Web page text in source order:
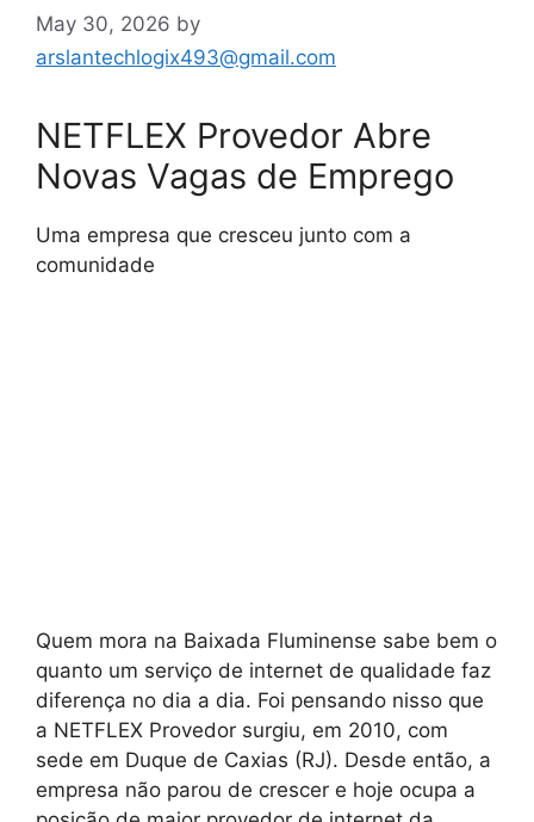
May 30, 2026 by
arslantechlogix493@gmail.com
NETFLEX Provedor Abre
Novas Vagas de Emprego
Uma empresa que cresceu junto com a
comunidade
Quem mora na Baixada Fluminense sabe bem o
quanto um serviço de internet de qualidade faz
diferença no dia a dia. Foi pensando nisso que
a NETFLEX Provedor surgiu, em 2010, com
sede em Duque de Caxias (RJ). Desde então, a
empresa não parou de crescer e hoje ocupa a